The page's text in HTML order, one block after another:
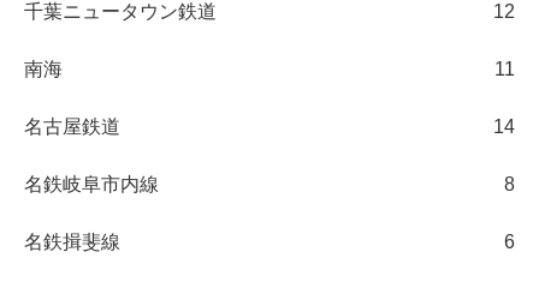
千葉ニュータウン鉄道 12
南海 11
名古屋鉄道 14
名鉄岐阜市内線 8
名鉄揖斐線 6